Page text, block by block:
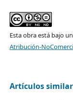
Esta obra está bajo
Atribución-
Artículos